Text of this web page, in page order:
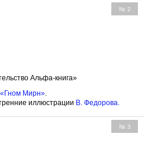
№ 2
Альфа-книга»
«Гном Мирн».
иллюстрации В. Федорова.
№ 3